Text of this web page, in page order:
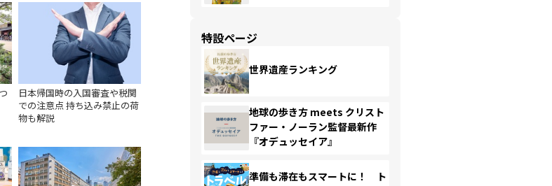
日本帰国時の入国審査や税関
での注意点 持ち込み禁止の荷
物も解説
特設ページ
世界遺産ランキング
地球の歩き方 meets クリスト
ファー・ノーラン監督最新作
『オデュッセイア』
準備も滞在もスマートに！ ト